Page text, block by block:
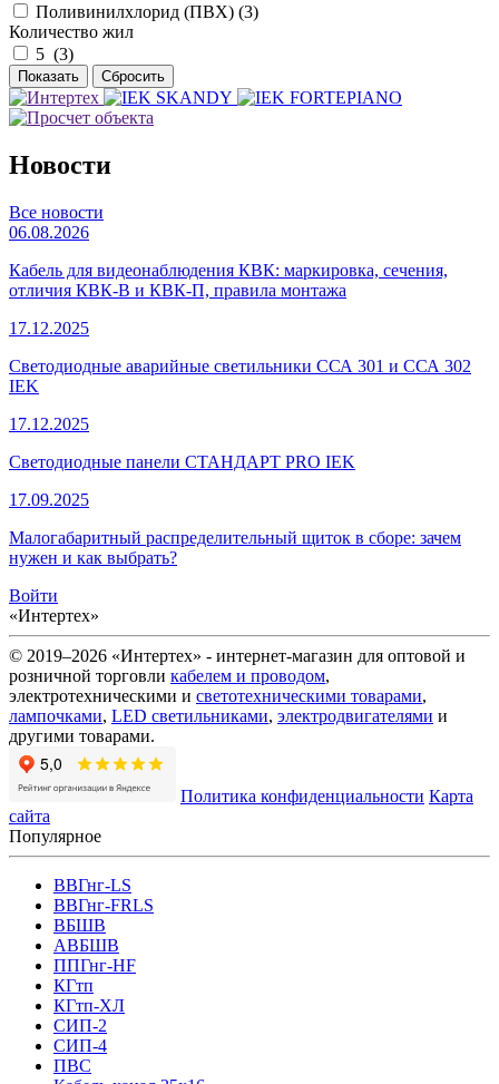
Поливинилхлорид (ПВХ) (3)
Количество жил
5 (3)
Новости
Все новости
06.08.2026
Кабель для видеонаблюдения КВК: маркировка, сечения,
отличия КВК-В и КВК-П, правила монтажа
17.12.2025
Светодиодные аварийные светильники ССА 301 и ССА 302
IEK
17.12.2025
Светодиодные панели СТАНДАРТ PRO IEK
17.09.2025
Малогабаритный распределительный щиток в сборе: зачем
нужен и как выбрать?
Войти
«Интертех»
© 2019–2026 «Интертех» - интернет-магазин для оптовой и
розничной торговли кабелем и проводом,
электротехническими и светотехническими товарами,
лампочками, LED светильниками, электродвигателями и
другими товарами.
Политика конфиденциальности Карта
сайта
Популярное
ВВГнг-LS
ВВГнг-FRLS
ВБШВ
АВБШВ
ППГнг-HF
КГтп
КГтп-ХЛ
СИП-2
СИП-4
ПВС